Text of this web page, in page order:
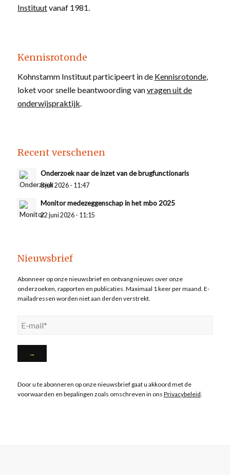
Instituutvanaf 1981.
Kennisrotonde
Kohnstamm Instituut participeert in de Kennisrotonde,
loket voor snelle beantwoording vanvragen uit de
onderwijspraktijk
Recent verschenen
Onderzoek naar de inzet van de brugfunctionaris
8 juli 2026 - 11:47
Monitor medezeggenschap in het mbo 2025
22 juni 2026 - 11:15
Nieuwsbrief
Abonneer op onze nieuwsbrief en ontvang nieuws over onze
onderzoeken, rapporten en publicaties. Maximaal 1 keer per maand. E-
mailadressen worden niet aan derden verstrekt.
Door u te abonneren op onze nieuwsbrief gaat u akkoord met de
voorwaarden en bepalingen zoals omschreven in ons Privacybeleid